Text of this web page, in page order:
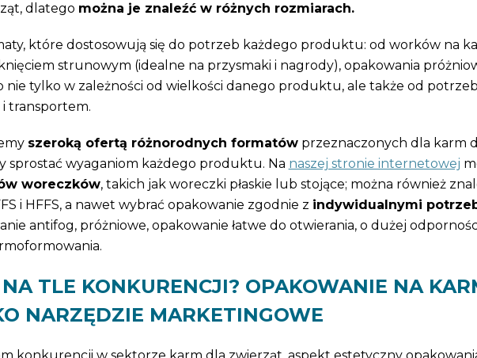
dlatego można je znaleźć w różnych rozmiarach.
które dostosowują się do potrzeb każdego produktu: od worków na
strunowym (idealne na przysmaki i nagrody), opakowania
nie tylko w zależności od wielkości danego produktu, ale także od potrzeb
transportem.
szeroką ofertą różnorodnych formatówprzeznaczonych dla karm
sprostać wyaganiom każdego produktu. Na naszej stronie internetowej
woreczków, takich jak woreczki płaskie lub stojące; można również
i HFFS, a nawet wybrać opakowanie zgodnie z indywidualnymi
antifog, próżniowe, opakowanie łatwe do otwierania, o dużej
TLE KONKURENCJI? OPAKOWANIE NA
NARZĘDZIE MARKETINGOWE